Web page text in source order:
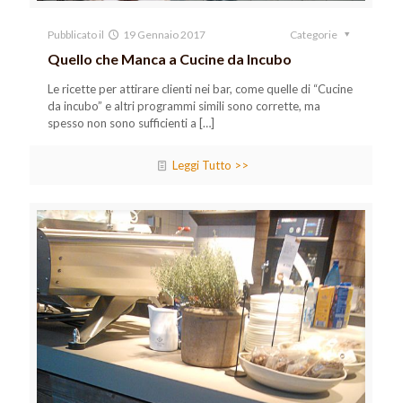
Pubblicato il 19 Gennaio 2017 Categorie
Quello che Manca a Cucine da Incubo
Le ricette per attirare clienti nei bar, come quelle di “Cucine
da incubo” e altri programmi simili sono corrette, ma
spesso non sono sufficienti a […]
Leggi Tutto >>